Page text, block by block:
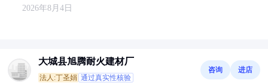
2026年8月4日
大城县旭腾耐火建材厂
法人:丁圣娟 通过真实性核验
咨询 进店